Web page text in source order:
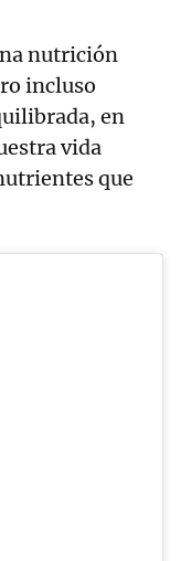
nutrición
incluso
en
vida
que